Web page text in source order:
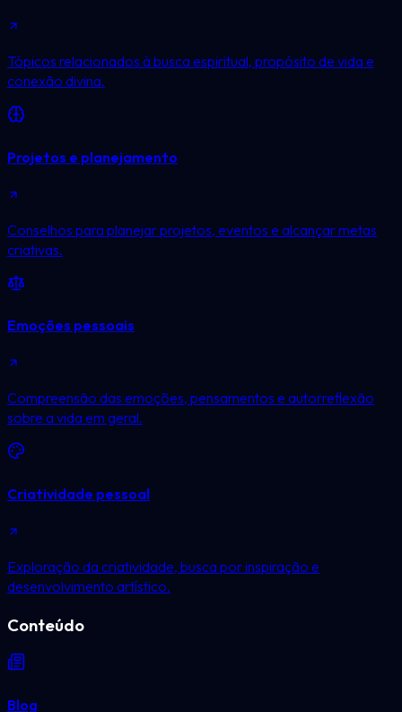
Tópicos relacionados à busca espiritual, propósito de vida e
conexão divina.
Projetos e planejamento
Conselhos para planejar projetos, eventos e alcançar metas
criativas.
Emoções pessoais
Compreensão das emoções, pensamentos e autorreflexão
sobre a vida em geral.
Criatividade pessoal
Exploração da criatividade, busca por inspiração e
desenvolvimento artístico.
Conteúdo
Blog